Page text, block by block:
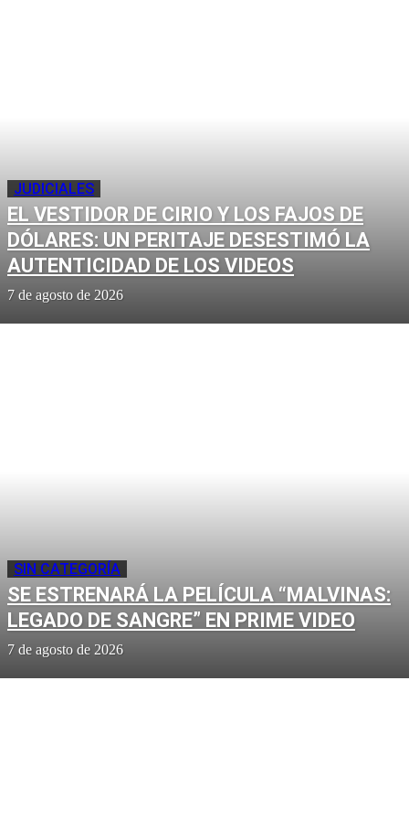
JUDICIALES
EL VESTIDOR DE CIRIO Y LOS FAJOS DE
DÓLARES: UN PERITAJE DESESTIMÓ LA
AUTENTICIDAD DE LOS VIDEOS
7 de agosto de 2026
SIN CATEGORÍA
SE ESTRENARÁ LA PELÍCULA “MALVINAS:
LEGADO DE SANGRE” EN PRIME VIDEO
7 de agosto de 2026